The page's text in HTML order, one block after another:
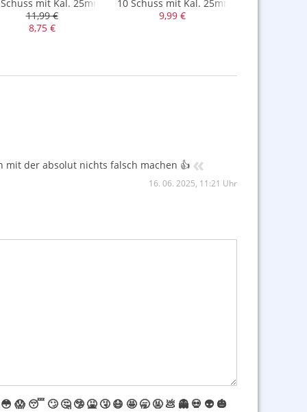
mit tollen Feuertöpfen
mit Kal. 25mm und Brokat-Blinker Buketts
11,99 €
8,75 €
10 Schuss mit Kal. 25mm und 138gr.
9,99 €
mit der absolut nichts falsch machen 👍 «
16. 06. 2025, 11:21 Uhr
😳 😱 😴 🙄 🤔 🤥 🤮 🤧 😷 🤩 🥱 🤬 💩 👻 💀 👽 🎃